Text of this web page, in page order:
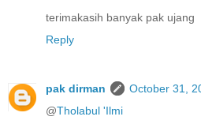
terimakasih banyak pak ujang
Reply
pak dirman
October 31,
@Tholabul 'Ilmi